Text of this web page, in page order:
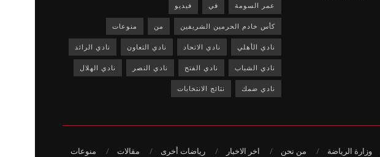
عمر السومة في فيديو
كأس خادم الحرمين الشريفين من منوعات
نادي الأهلي نادي الاتحاد نادي التعاون نادي الرائد
نادي الشباب نادي الفتح نادي النصر نادي الهلال
نادي ضمك نتائج الانتخابات
وزارة الرياضة من نحن اخر الاخبار رياضات أخرى مقالات منوعات